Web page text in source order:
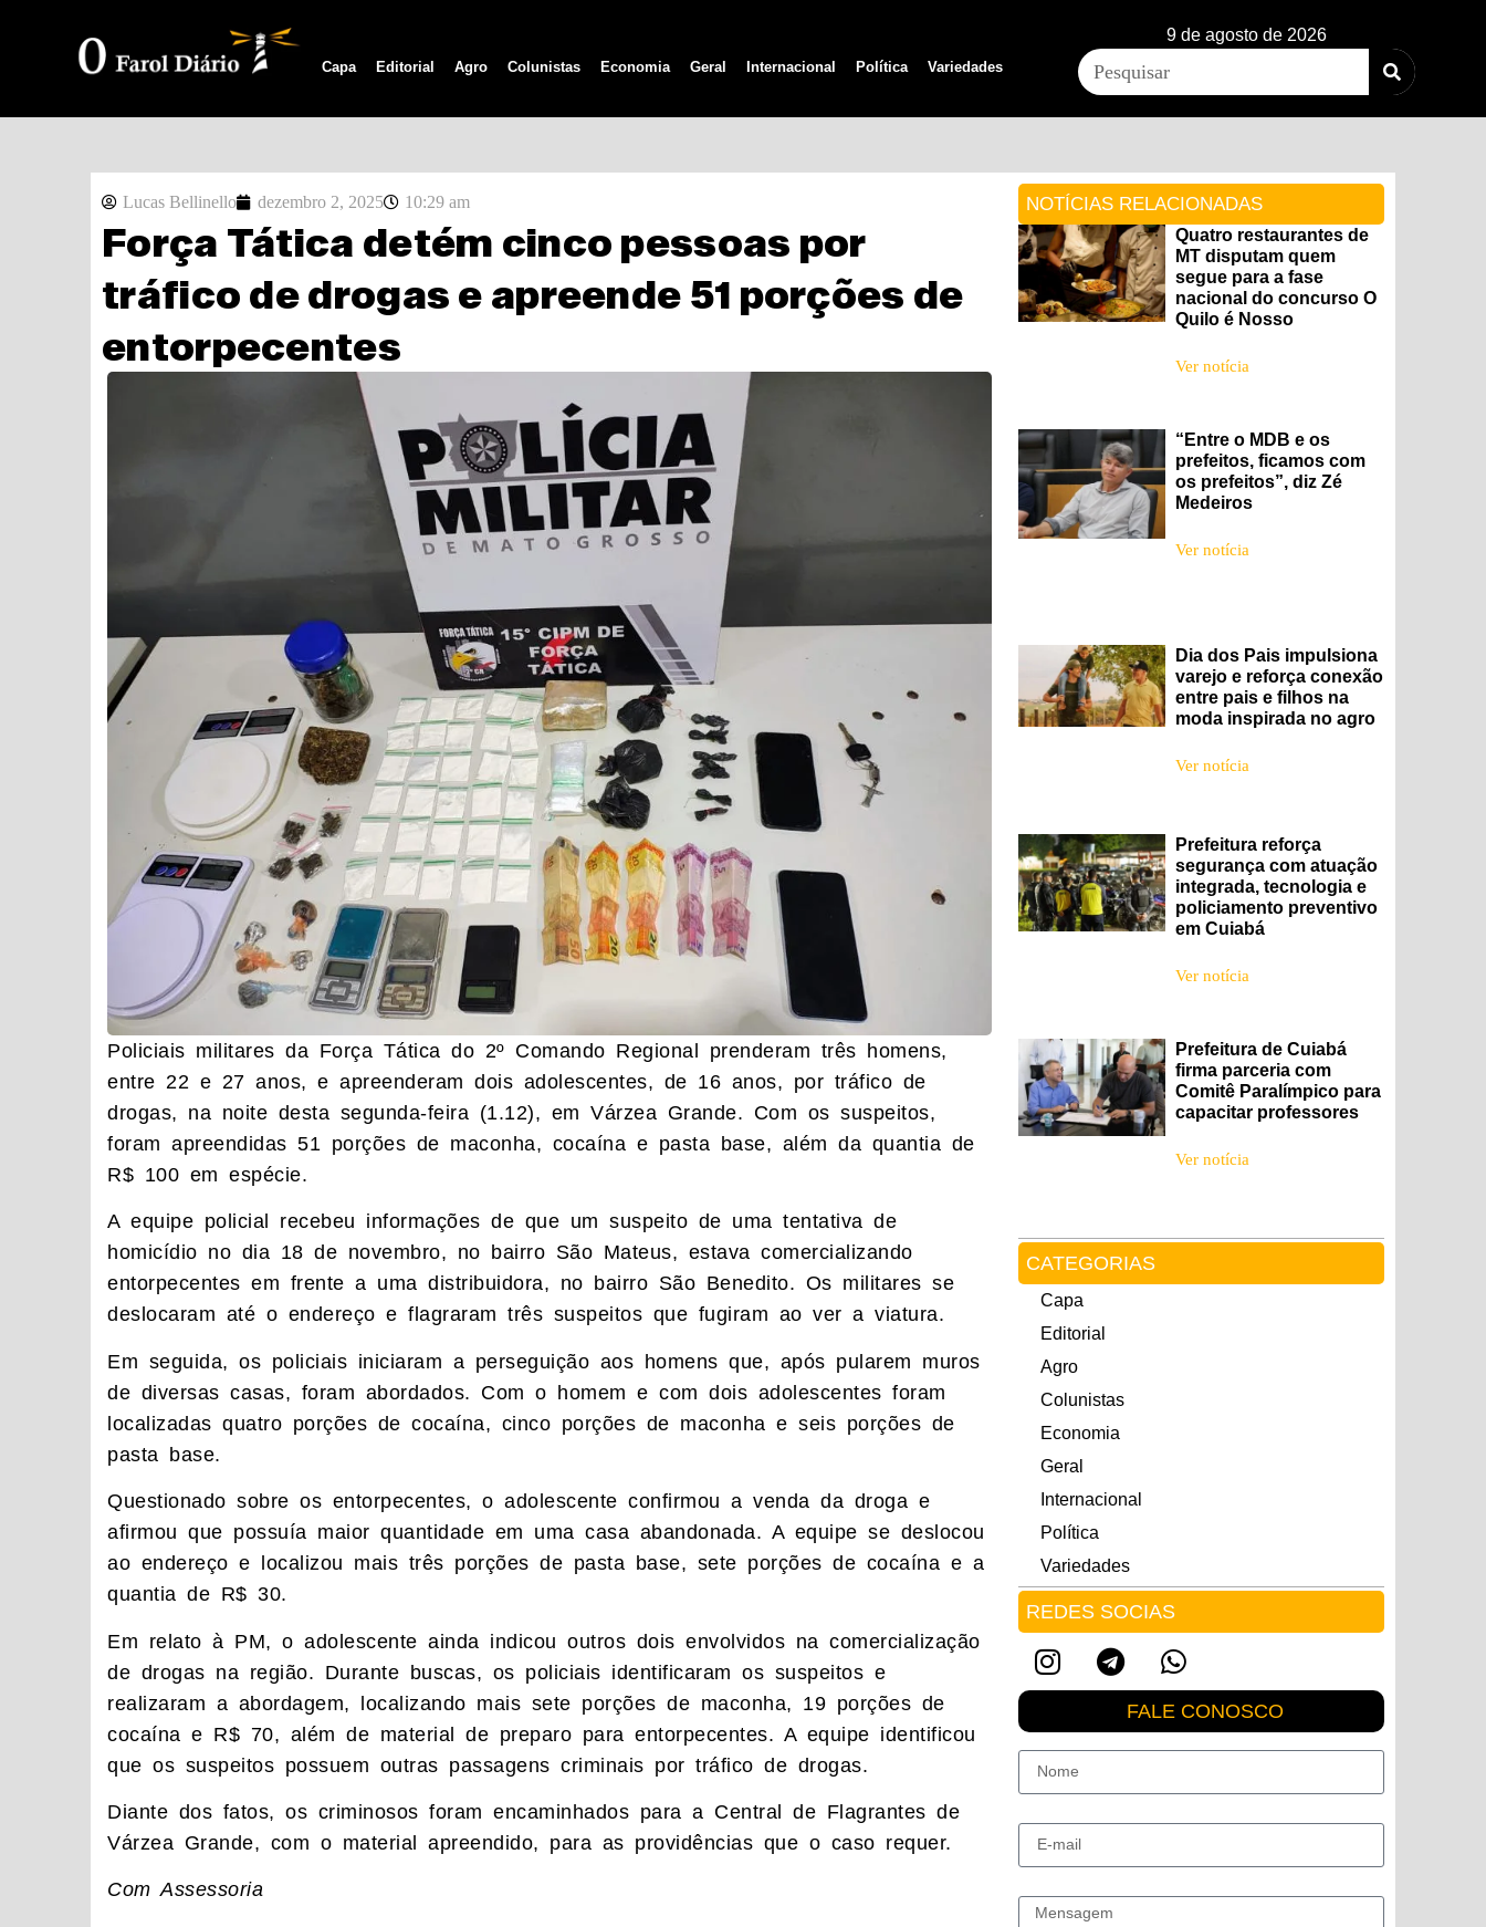
Capa Editorial Agro Colunistas Economia Geral Internacional Política Variedades
9 de agosto de 2026
Lucas Bellinello dezembro 2, 2025 10:29 am
Força Tática detém cinco pessoas por
tráfico de drogas e apreende 51 porções de
entorpecentes
Policiais militares da Força Tática do 2º Comando Regional prenderam três homens,
entre 22 e 27 anos, e apreenderam dois adolescentes, de 16 anos, por tráfico de
drogas, na noite desta segunda-feira (1.12), em Várzea Grande. Com os suspeitos,
foram apreendidas 51 porções de maconha, cocaína e pasta base, além da quantia de
R$ 100 em espécie.
A equipe policial recebeu informações de que um suspeito de uma tentativa de
homicídio no dia 18 de novembro, no bairro São Mateus, estava comercializando
entorpecentes em frente a uma distribuidora, no bairro São Benedito. Os militares se
deslocaram até o endereço e flagraram três suspeitos que fugiram ao ver a viatura.
Em seguida, os policiais iniciaram a perseguição aos homens que, após pularem muros
de diversas casas, foram abordados. Com o homem e com dois adolescentes foram
localizadas quatro porções de cocaína, cinco porções de maconha e seis porções de
pasta base.
Questionado sobre os entorpecentes, o adolescente confirmou a venda da droga e
afirmou que possuía maior quantidade em uma casa abandonada. A equipe se deslocou
ao endereço e localizou mais três porções de pasta base, sete porções de cocaína e a
quantia de R$ 30.
Em relato à PM, o adolescente ainda indicou outros dois envolvidos na comercialização
de drogas na região. Durante buscas, os policiais identificaram os suspeitos e
realizaram a abordagem, localizando mais sete porções de maconha, 19 porções de
cocaína e R$ 70, além de material de preparo para entorpecentes. A equipe identificou
que os suspeitos possuem outras passagens criminais por tráfico de drogas.
Diante dos fatos, os criminosos foram encaminhados para a Central de Flagrantes de
Várzea Grande, com o material apreendido, para as providências que o caso requer.
Com Assessoria
NOTÍCIAS RELACIONADAS
Quatro restaurantes de
MT disputam quem
segue para a fase
nacional do concurso O
Quilo é Nosso
Ver notícia
“Entre o MDB e os
prefeitos, ficamos com
os prefeitos”, diz Zé
Medeiros
Ver notícia
Dia dos Pais impulsiona
varejo e reforça conexão
entre pais e filhos na
moda inspirada no agro
Ver notícia
Prefeitura reforça
segurança com atuação
integrada, tecnologia e
policiamento preventivo
em Cuiabá
Ver notícia
Prefeitura de Cuiabá
firma parceria com
Comitê Paralímpico para
capacitar professores
Ver notícia
CATEGORIAS
Capa
Editorial
Agro
Colunistas
Economia
Geral
Internacional
Política
Variedades
REDES SOCIAS
FALE CONOSCO